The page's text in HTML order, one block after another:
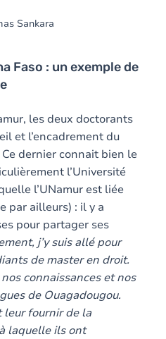
Sankara
Faso : un exemple de
les deux doctorants
et l’encadrement du
dernier connait bien le
l’Université
l’UNamur est liée
par ailleurs) : il y a
pour partager ses
j’y suis allé pour
de master en droit.
connaissances et nos
de Ouagadougou.
leur fournir de la
laquelle ils ont